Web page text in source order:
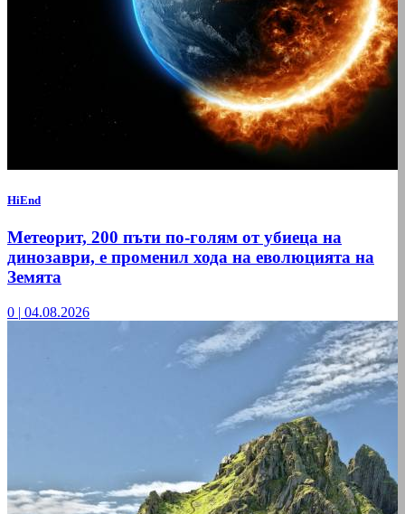
HiEnd
Метеорит, 200 пъти по-голям от убиеца на
динозаври, е променил хода на еволюцията на
Земята
0 | 04.08.2026